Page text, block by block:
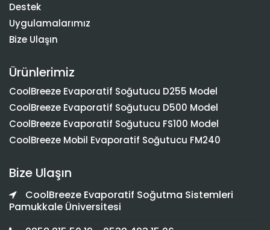
Destek
Uygulamalarımız
Bize Ulaşın
Ürünlerimiz
CoolBreeze Evaporatif Soğutucu D255 Model
CoolBreeze Evaporatif Soğutucu D500 Model
CoolBreeze Evaporatif Soğutucu FS100 Model
CoolBreeze Mobil Evaporatif Soğutucu FM240
Bize Ulaşın
CoolBreeze Evaporatif Soğutma Sistemleri
Pamukkale Üniversitesi